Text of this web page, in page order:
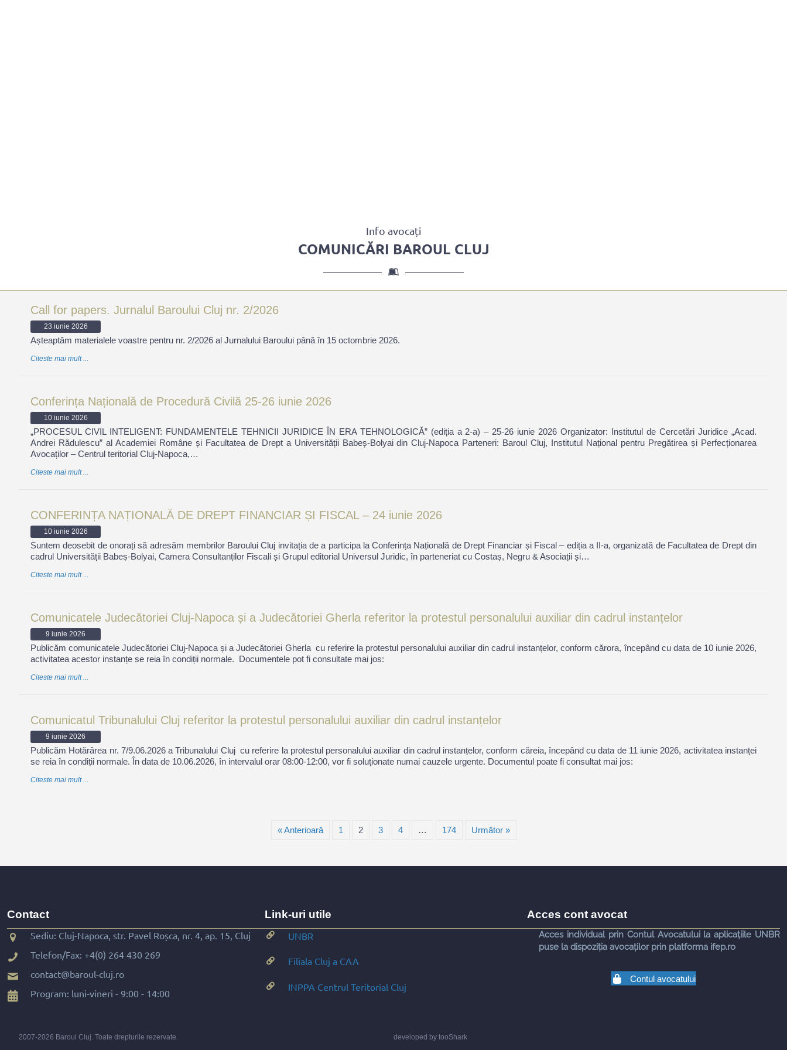
Info avocați
COMUNICĂRI BAROUL CLUJ
Call for papers. Jurnalul Baroului Cluj nr. 2/2026
23 iunie 2026
Așteaptăm materialele voastre pentru nr. 2/2026 al Jurnalului Baroului până în 15 octombrie 2026.
Citeste mai mult ...
Conferința Națională de Procedură Civilă 25-26 iunie 2026
10 iunie 2026
„PROCESUL CIVIL INTELIGENT: FUNDAMENTELE TEHNICII JURIDICE ÎN ERA TEHNOLOGICĂ” (ediția a 2-a) – 25-26 iunie 2026 Organizator: Institutul de Cercetări Juridice „Acad.
Andrei Rădulescu” al Academiei Române și Facultatea de Drept a Universității Babeș-Bolyai din Cluj-Napoca Parteneri: Baroul Cluj, Institutul Național pentru Pregătirea și Perfecționarea
Avocaților – Centrul teritorial Cluj-Napoca,…
Citeste mai mult ...
CONFERINȚA NAȚIONALĂ DE DREPT FINANCIAR ȘI FISCAL – 24 iunie 2026
10 iunie 2026
Suntem deosebit de onorați să adresăm membrilor Baroului Cluj invitația de a participa la Conferința Națională de Drept Financiar și Fiscal – ediția a II-a, organizată de Facultatea de Drept din
cadrul Universității Babeș-Bolyai, Camera Consultanților Fiscali și Grupul editorial Universul Juridic, în parteneriat cu Costaș, Negru & Asociații și…
Citeste mai mult ...
Comunicatele Judecătoriei Cluj-Napoca și a Judecătoriei Gherla referitor la protestul personalului auxiliar din cadrul instanțelor
9 iunie 2026
Publicăm comunicatele Judecătoriei Cluj-Napoca și a Judecătoriei Gherla cu referire la protestul personalului auxiliar din cadrul instanțelor, conform cărora, începând cu data de 10 iunie 2026,
activitatea acestor instanțe se reia în condiții normale. Documentele pot fi consultate mai jos:
Citeste mai mult ...
Comunicatul Tribunalului Cluj referitor la protestul personalului auxiliar din cadrul instanțelor
9 iunie 2026
Publicăm Hotărârea nr. 7/9.06.2026 a Tribunalului Cluj cu referire la protestul personalului auxiliar din cadrul instanțelor, conform căreia, începând cu data de 11 iunie 2026, activitatea instanței
se reia în condiții normale. În data de 10.06.2026, în intervalul orar 08:00-12:00, vor fi soluționate numai cauzele urgente. Documentul poate fi consultat mai jos:
Citeste mai mult ...
« Anterioară 1 2 3 4 … 174 Următor »
Contact
Sediu: Cluj-Napoca, str. Pavel Roșca, nr. 4, ap. 15, Cluj
Telefon/Fax: +4(0) 264 430 269
contact@baroul-cluj.ro
Program: luni-vineri - 9:00 - 14:00
Link-uri utile
UNBR
Filiala Cluj a CAA
INPPA Centrul Teritorial Cluj
Acces cont avocat
Acces individual prin Contul Avocatului la aplicațiile UNBR
puse la dispoziția avocaților prin platforma ifep.ro
Contul avocatului
2007-2026 Baroul Cluj. Toate drepturile rezervate. developed by tooShark